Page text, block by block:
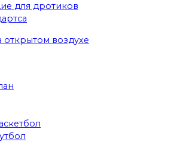
для дротиков
открытом воздухе